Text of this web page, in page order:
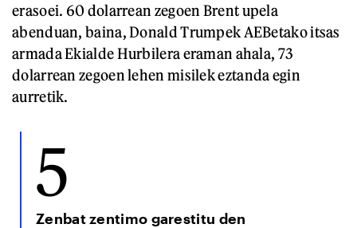
erasoei. 60 dolarrean zegoen Brent upela
abenduan, baina, Donald Trumpek AEBetako itsas
armada Ekialde Hurbilera eraman ahala, 73
dolarrean zegoen lehen misilek eztanda egin
aurretik.
5
Zenbat zentimo garestitu den